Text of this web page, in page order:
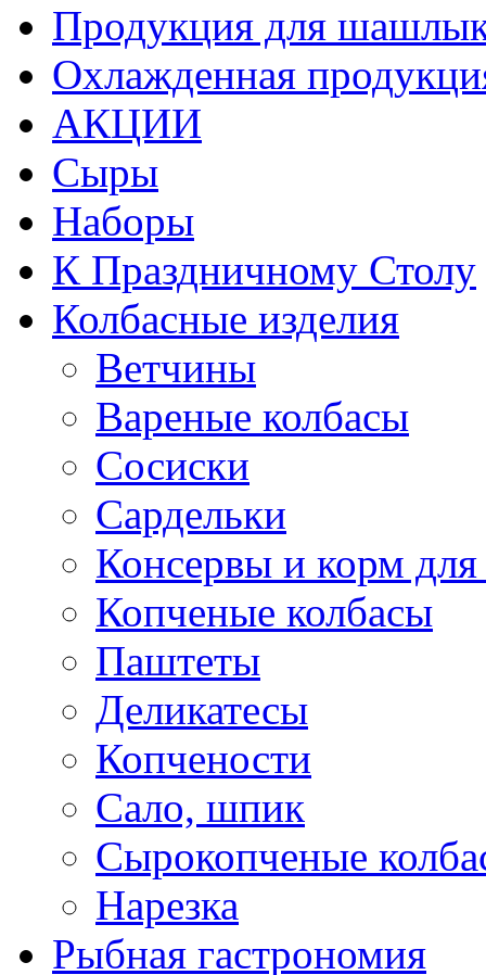
Продукция для
Охлажденная
АКЦИИ
Сыры
Наборы
К Праздничному Столу
Колбасные изделия
Ветчины
Вареные колбасы
Сосиски
Сардельки
Консервы и корм
Копченые колбасы
Паштеты
Деликатесы
Копчености
Сало, шпик
Сырокопченые
Нарезка
Рыбная гастрономия